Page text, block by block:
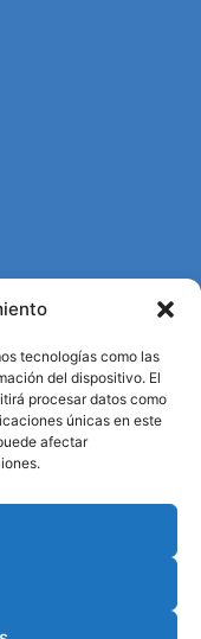
tecnologías como las
del dispositivo. El
procesar datos como
únicas en este
afectar